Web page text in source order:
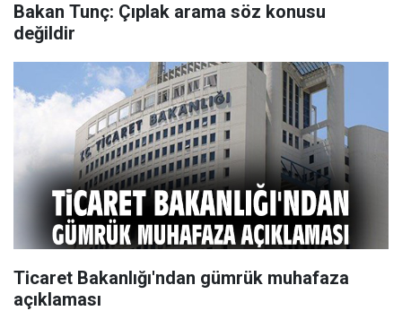
Bakan Tunç: Çıplak arama söz konusu
değildir
Ticaret Bakanlığı'ndan gümrük muhafaza
açıklaması